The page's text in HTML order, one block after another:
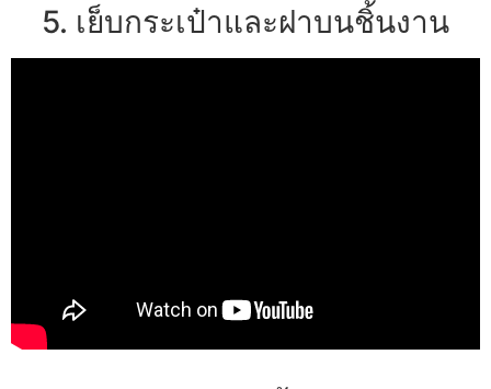
5. เย็บกระเป๋าและฝาบนชิ้นงาน